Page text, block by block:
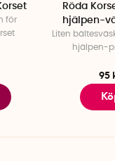
för
Röda
hjälpen-
Liten
hjälpen-
95